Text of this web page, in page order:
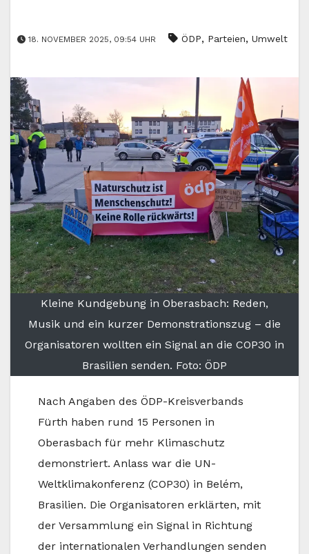
18. NOVEMBER 2025, 09:54 UHR ÖDP, Parteien, Umwelt
Kleine Kundgebung in Oberasbach: Reden,
Musik und ein kurzer Demonstrationszug – die
Organisatoren wollten ein Signal an die COP30 in
Brasilien senden. Foto: ÖDP
Nach Angaben des ÖDP-Kreisverbands
Fürth haben rund 15 Personen in
Oberasbach für mehr Klimaschutz
demonstriert. Anlass war die UN-
Weltklimakonferenz (COP30) in Belém,
Brasilien. Die Organisatoren erklärten, mit
der Versammlung ein Signal in Richtung
der internationalen Verhandlungen senden